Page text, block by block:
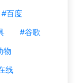
#百度
#谷歌
物
线